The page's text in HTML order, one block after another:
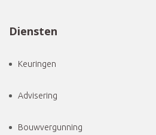
Diensten
Keuringen
Advisering
Bouwvergunning